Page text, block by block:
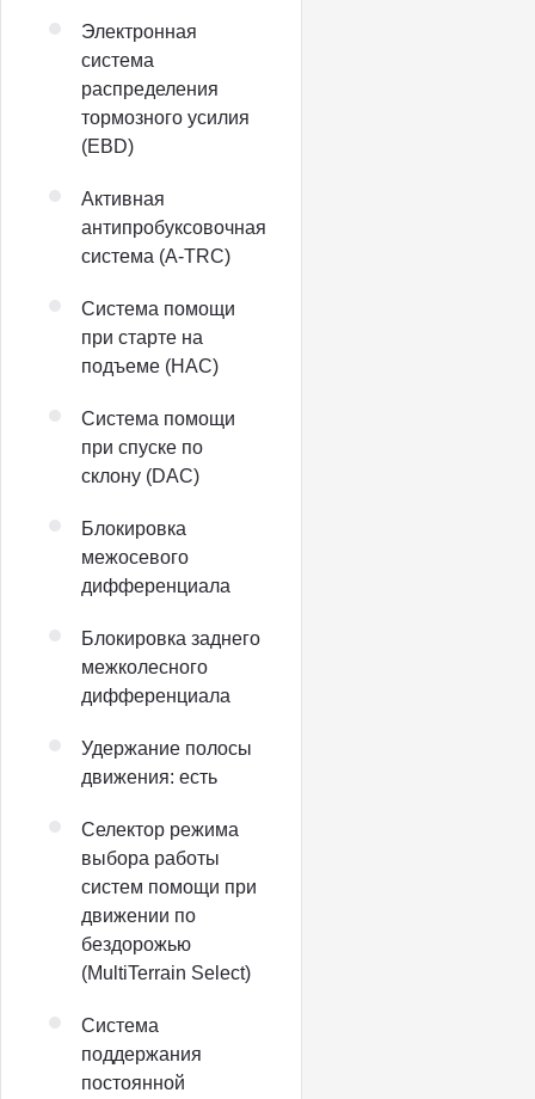
Электронная
система
распределения
тормозного усилия
(EBD)
Активная
антипробуксовочная
система (A-TRC)
Система помощи
при старте на
подъеме (HAC)
Система помощи
при спуске по
склону (DAC)
Блокировка
межосевого
дифференциала
Блокировка заднего
межколесного
дифференциала
Удержание полосы
движения: есть
Селектор режима
выбора работы
систем помощи при
движении по
бездорожью
(MultiTerrain Select)
Система
поддержания
постоянной